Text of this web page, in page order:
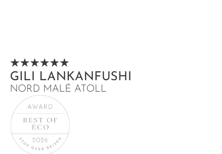
GILI LANKANFUSHI
NORD MALÉ ATOLL